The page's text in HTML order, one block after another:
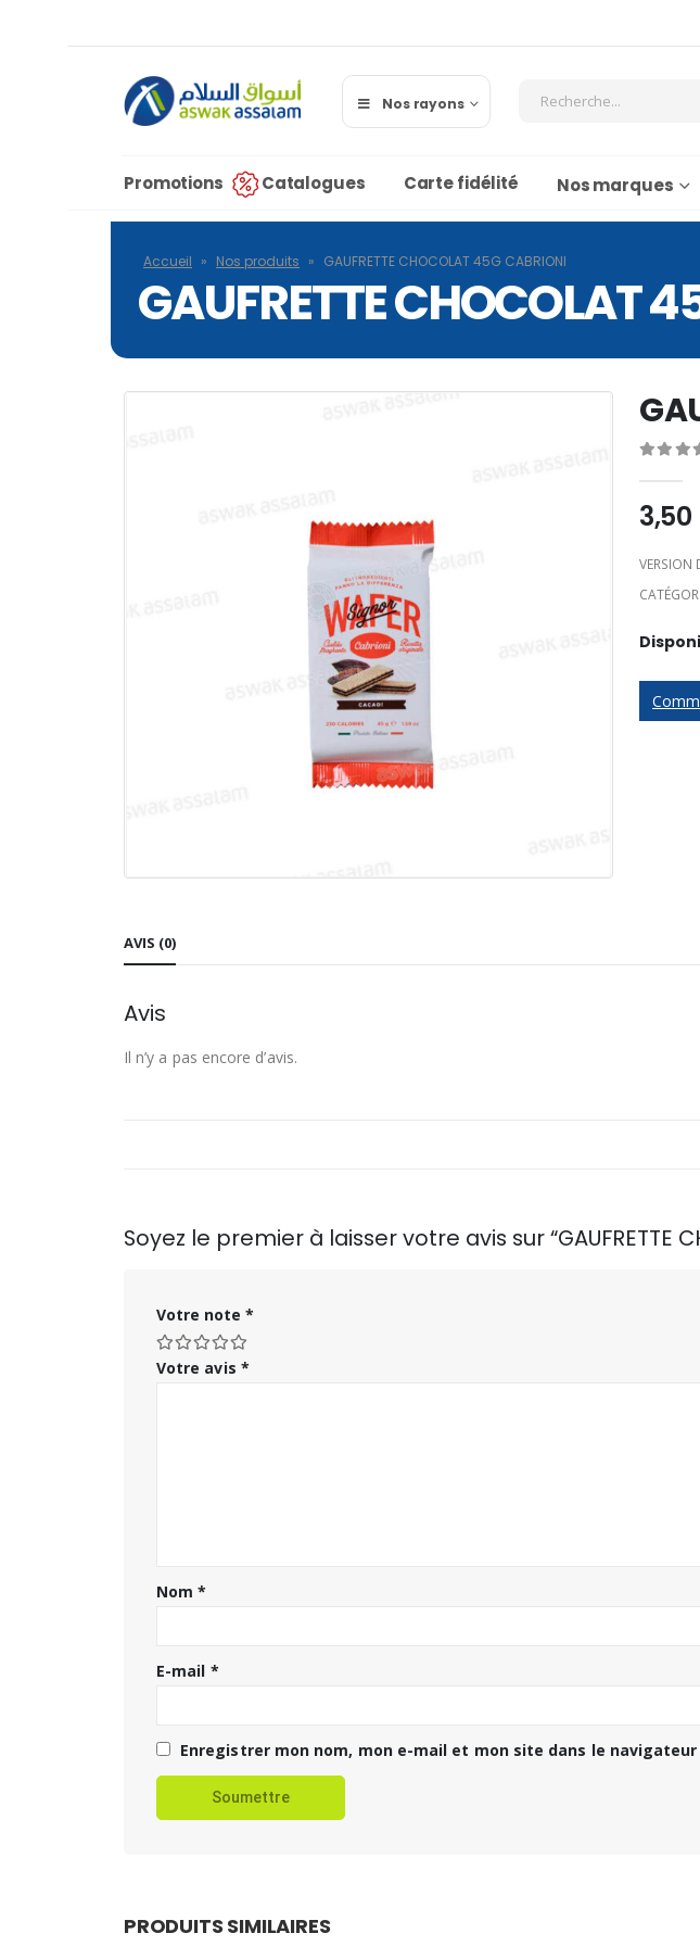
Nos rayons
Promotions Catalogues Carte fidélité Nos marques
Accueil » Nos produits » GAUFRETTE CHOCOLAT 45G CABRIONI
GAUFRETTE CHOCOLAT
3,50
VERSION
AVIS (0)
Avis
Il n’y a pas encore d’avis.
Soyez le premier à laisser votre avis sur “GAUFRETTE
Votre note *
Votre avis *
Nom*
E-mail *
Enregistrer mon nom, mon e-mail et mon site dans le
PRODUITS SIMILAIRES